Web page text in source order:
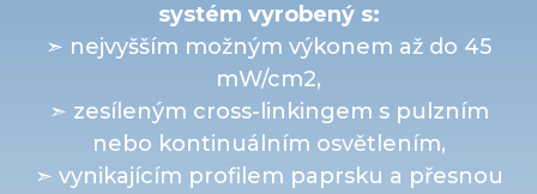
systém vyrobený s:
➣ nejvyšším možným výkonem až do 45
mW/cm2,
➣ zesíleným cross-linkingem s pulzním
nebo kontinuálním osvětlením,
➣ vynikajícím profilem paprsku a přesnou